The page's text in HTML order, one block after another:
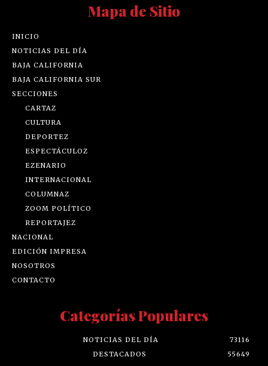
Mapa de Sitio
INICIO
NOTICIAS DEL DÍA
BAJA CALIFORNIA
BAJA CALIFORNIA SUR
SECCIONES
CARTAZ
CULTURA
DEPORTEZ
ESPECTÁCULOZ
EZENARIO
INTERNACIONAL
COLUMNAZ
ZOOM POLÍTICO
REPORTAJEZ
NACIONAL
EDICIÓN IMPRESA
NOSOTROS
CONTACTO
Categorías Populares
NOTICIAS DEL DÍA
73116
DESTACADOS
55649